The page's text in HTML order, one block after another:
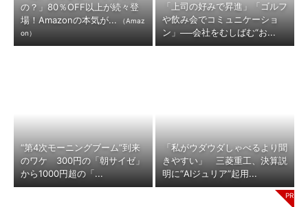
の？」80％OFF以上が続々登
場！Amazonの本気が...
（Amaz
on）
「上司の好みで昇進」「ゴルフ
や飲み会でコミュニケーショ
ン」──会社をむしばむ“お...
“第4次モーニングブーム”到来
のワケ 300円の「朝サイゼ」
から1000円超の「...
「私がウダウダしゃべるより聞
きやすい」 三菱重工、決算説
明に“AIジュリア”起用...